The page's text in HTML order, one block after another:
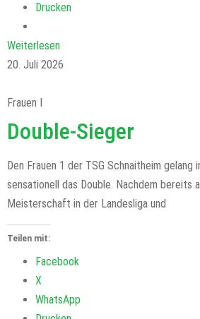
Drucken
Weiterlesen
20. Juli 2026
Frauen I
Double-Sieger
Den Frauen 1 der TSG Schnaitheim gelang
sensationell das Double. Nachdem bereits
Meisterschaft in der Landesliga und
Teilen mit:
Facebook
X
WhatsApp